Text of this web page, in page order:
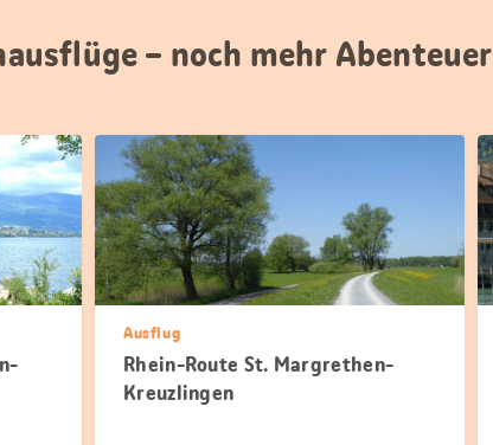
– noch mehr Abenteuer
Ausflug
Rhein-Route St. Margrethen-
Kreuzlingen